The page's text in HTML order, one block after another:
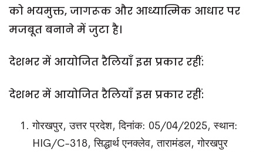
को भयमुक्त, जागरूक और आध्यात्मिक आधार पर
मजबूत बनाने में जुटा है।
देशभर में आयोजित रैलियाँ इस प्रकार रहीं:
देशभर में आयोजित रैलियाँ इस प्रकार रहीं:
गोरखपुर, उत्तर प्रदेश, दिनांक: 05/04/2025, स्थान:
HIG/C-318, सिद्धार्थ एनक्लेव, तारामंडल, गोरखपुर